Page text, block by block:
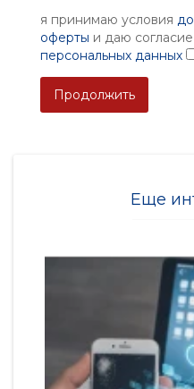
я принимаю условия
оферты и даю
персональных данных
Продолжить
Еще